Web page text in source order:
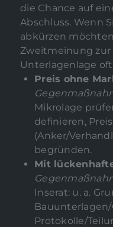
die Chance auf
Abschluss. Wenn
abkürzen
Zweitmeinung
Unterlagenlage
Preis ohne
Mikrolage
definieren,
(Anker/
begründen.
Mit
Inserat: u. a.
Bauunterlagen/
Protokolle/